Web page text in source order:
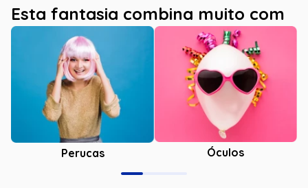
Esta fantasia combina muito com
Perucas Óculos